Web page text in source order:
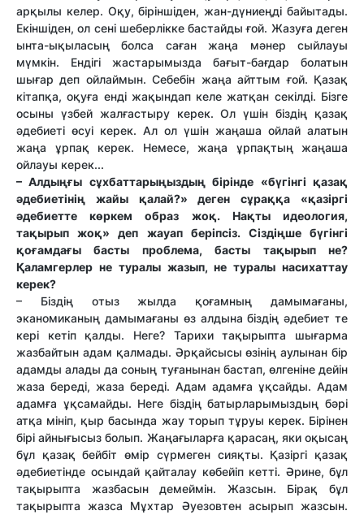
арқылы келер. Оқу, біріншіден, жан-дүниеңді байытады.
Екіншіден, ол сені шеберлікке бастайды ғой. Жазуға деген
ынта-ықыласың болса саған жаңа мәнер сыйлауы
мүмкін. Ендігі жастарымызда бағыт-бағдар болатын
шығар деп ойлаймын. Себебін жаңа айттым ғой. Қазақ
кітапқа, оқуға енді жақындап келе жатқан секілді. Бізге
осыны үзбей жалғастыру керек. Ол үшін біздің қазақ
әдебиеті өсуі керек. Ал ол үшін жаңаша ойлай алатын
жаңа ұрпақ керек. Немесе, жаңа ұрпақтың жаңаша
ойлауы керек...
– Алдыңғы сұхбаттарыңыздың бірінде «бүгінгі қазақ
әдебиетінің жайы қалай?» деген сұраққа «қазіргі
әдебиетте көркем образ жоқ. Нақты идеология,
тақырып жоқ» деп жауап беріпсіз. Сіздіңше бүгінгі
қоғамдағы басты проблема, басты тақырып не?
Қаламгерлер не туралы жазып, не туралы насихаттау
керек?
– Біздің отыз жылда қоғамның дамымағаны,
эканомиканың дамымағаны өз алдына біздің әдебиет те
кері кетіп қалды. Неге? Тарихи тақырыпта шығарма
жазбайтын адам қалмады. Әрқайсысы өзінің аулынан бір
адамды алады да соның туғанынан бастап, өлгеніне дейін
жаза береді, жаза береді. Адам адамға ұқсайды. Адам
адамға ұқсамайды. Неге біздің батырларымыздың бәрі
атқа мініп, қыр басында жау торып тұруы керек. Бірінен
бірі айнығысыз болып. Жаңағыларға қарасаң, яки оқысаң
бұл қазақ бейбіт өмір сүрмеген сияқты. Қазіргі қазақ
әдебиетінде осындай қайталау көбейіп кетті. Әрине, бұл
тақырыпта жазбасын демеймін. Жазсын. Бірақ бұл
тақырыпта жазса Мұхтар Әуезовтен асырып жазсын.